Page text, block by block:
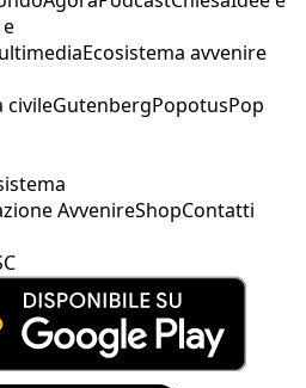
Ecosistema avvenire
civileGutenbergPopotusPop
AvvenireShopContatti